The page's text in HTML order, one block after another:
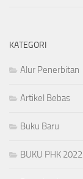
KATEGORI
Alur Penerbitan
Artikel Bebas
Buku Baru
BUKU PHK 2022